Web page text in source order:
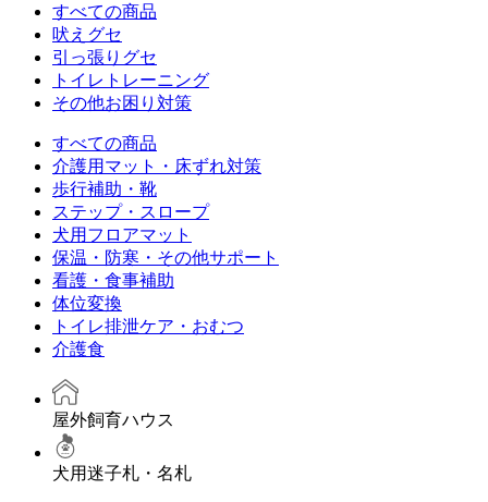
すべての商品
吠えグセ
引っ張りグセ
トイレトレーニング
その他お困り対策
すべての商品
介護用マット・床ずれ対策
歩行補助・靴
ステップ・スロープ
犬用フロアマット
保温・防寒・その他サポート
看護・食事補助
体位変換
トイレ排泄ケア・おむつ
介護食
屋外飼育ハウス
犬用迷子札・名札